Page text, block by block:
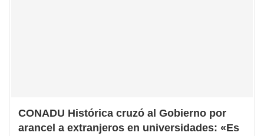
CONADU Histórica cruzó al Gobierno por
arancel a extranjeros en universidades: «Es